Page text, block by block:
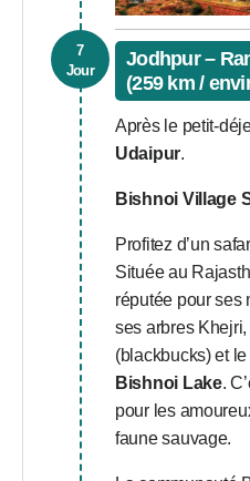
7
Jour
Jodhpur –
(259 km /
Après le petit-
Udaipur.
Bishnoi Village
Profitez d’un
Située au
réputée pour ses
ses arbres
(blackbucks) et
Bishnoi Lake.
pour les
faune sauvage.